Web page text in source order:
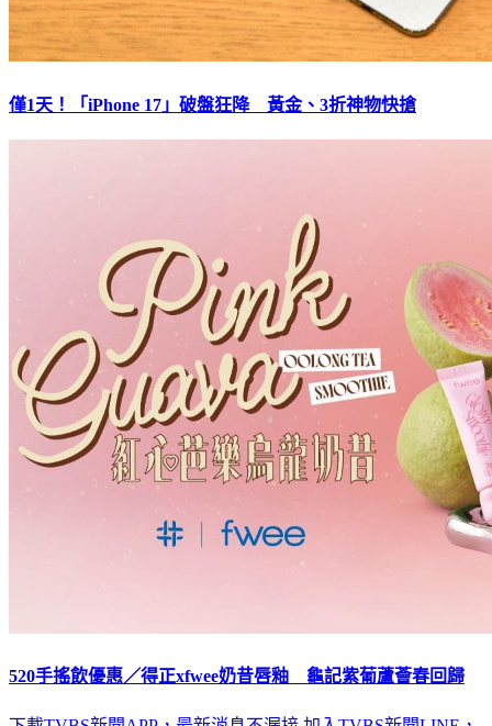
僅1天！「iPhone 17」破盤狂降 黃金、3折神物快搶
520手搖飲優惠／得正xfwee奶昔唇釉 龜記紫葡蘆薈春回歸